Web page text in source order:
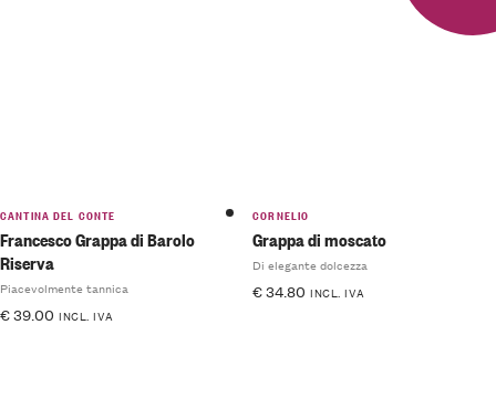
CANTINA DEL CONTE
Francesco Grappa di Barolo
Riserva
Piacevolmente tannica
€39.00 INCL. IVA
CORNELIO
Grappa di moscato
Di elegante dolcezza
€34.80 INCL. IVA